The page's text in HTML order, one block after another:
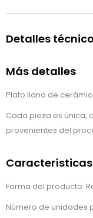
Detalles
Más detalles
Plato llano de
Cada pieza es única,
provenientes del
Características
Forma del producto:
Número de unidades